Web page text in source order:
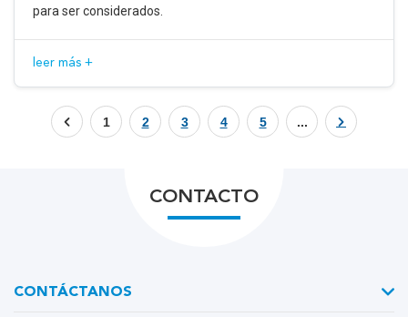
para ser considerados.
leer más +
1 2 3 4 5 ...
CONTACTO
CONTÁCTANOS